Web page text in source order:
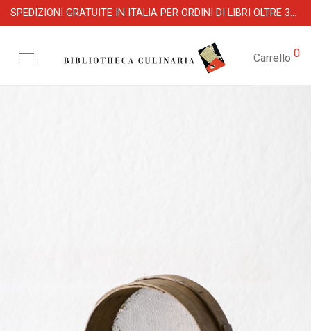
SPEDIZIONI GRATUITE IN ITALIA PER ORDINI DI LIBRI OLTRE 39 €
Carrello 0